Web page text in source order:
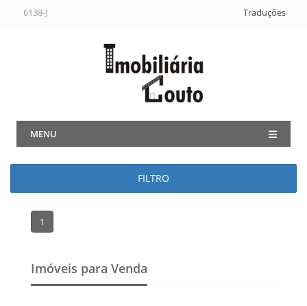
6138-J Traduções
MENU
FILTRO
1
Imóveis para Venda